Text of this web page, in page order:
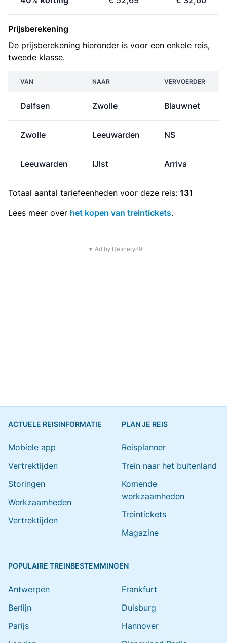
Prijsberekening
De prijsberekening hieronder is voor een enkele reis,
tweede klasse.
VAN NAAR VERVOERDER
Dalfsen Zwolle Blauwnet
Zwolle Leeuwarden NS
Leeuwarden IJlst Arriva
Totaal aantal tariefeenheden voor deze reis: 131
Lees meer over het kopen van treintickets.
▼ Ad by Refinery89
ACTUELE REISINFORMATIE
Mobiele app
Vertrektijden
Storingen
Werkzaamheden
Vertrektijden
PLAN JE REIS
Reisplanner
Trein naar het buitenland
Komende
werkzaamheden
Treintickets
Magazine
POPULAIRE TREINBESTEMMINGEN
Antwerpen
Berlijn
Parijs
Frankfurt
Duisburg
Hannover